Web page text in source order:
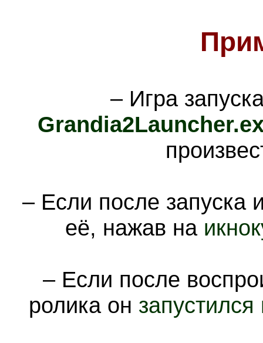
– Игра
– Если после запуска
её, нажав на
– Если после
ролика он